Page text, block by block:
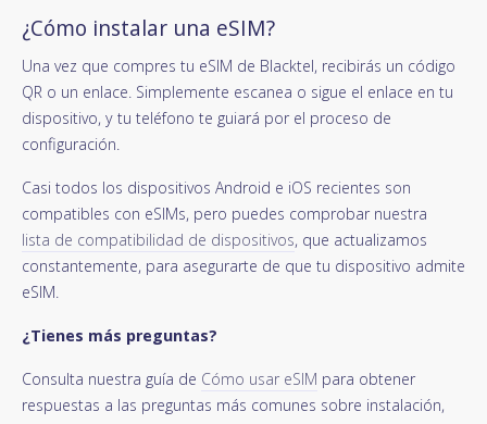
¿Cómo instalar una eSIM?
Una vez que compres tu eSIM de Blacktel, recibirás un código
QR o un enlace. Simplemente escanea o sigue el enlace en tu
dispositivo, y tu teléfono te guiará por el proceso de
configuración.
Casi todos los dispositivos Android e iOS recientes son
compatibles con eSIMs, pero puedes comprobar nuestra
lista de compatibilidad de dispositivos, que actualizamos
constantemente, para asegurarte de que tu dispositivo admite
eSIM.
¿Tienes más preguntas?
Consulta nuestra guía de Cómo usar eSIM para obtener
respuestas a las preguntas más comunes sobre instalación,